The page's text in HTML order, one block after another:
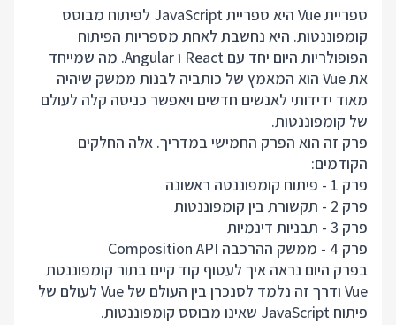
ספריית Vue היא ספריית JavaScript לפיתוח מבוסס
קומפוננטות. היא נחשבת לאחת מספריות הפיתוח
הפופולריות היום יחד עם React ו Angular. מה שמייחד
את Vue הוא המאמץ של כותביה לבנות ממשק שיהיה
מאוד ידידותי לאנשים חדשים ויאפשר כניסה קלה לעולם
של קומפוננטות.
פרק זה הוא הפרק החמישי במדריך. אלה החלקים
הקודמים:
פרק 1 - פיתוח קומפוננטה ראשונה
פרק 2 - תקשורת בין קומפוננטות
פרק 3 - תבניות דינמיות
פרק 4 - ממשק ההרכבה Composition API
בפרק היום נראה איך לעטוף קוד קיים בתור קומפוננטת
Vue ודרך זה נלמד לסנכרן בין העולם של Vue לעולם של
פיתוח JavaScript שאינו מבוסס קומפוננטות.